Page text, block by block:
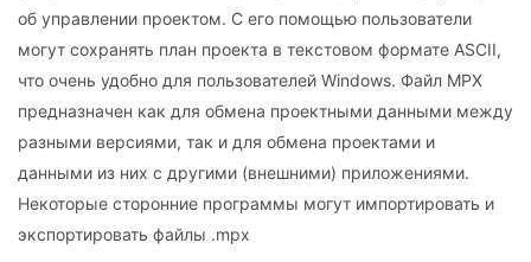
об управлении проектом. С его помощью пользователи
могут сохранять план проекта в текстовом формате ASCII,
что очень удобно для пользователей Windows. Файл MPX
предназначен как для обмена проектными данными между
разными версиями, так и для обмена проектами и
данными из них с другими (внешними) приложениями.
Некоторые сторонние программы могут импортировать и
экспортировать файлы .mpx